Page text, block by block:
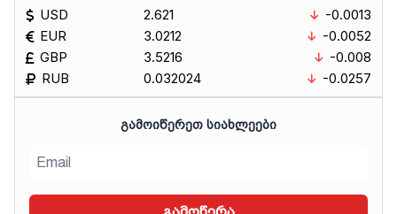
USD
EUR
GBP
RUB
2.621
3.0212
3.5216
0.032024
-0.0013
-0.0052
-0.008
-0.0257
ᲒᲐᲛᲝᲘᲬᲔᲠᲔᲗ ᲡᲘᲐᲮᲚᲔᲔᲑᲘ